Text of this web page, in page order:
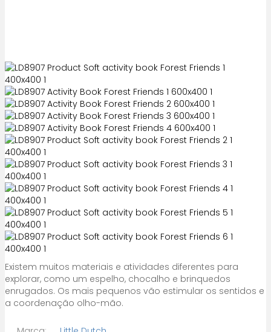
Existem muitos materiais e atividades diferentes para
explorar, como um espelho, chocalho e brinquedos
enrugados. Os mais pequenos vão estimular os sentidos e
a coordenação olho-mão.